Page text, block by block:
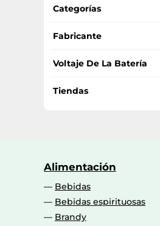
Categorías
Cortasetos
Fabricante
Bosch
Voltaje De La Batería
18
Tiendas
pccomponentes.com
ebay.es
Alimentación
Bebidas
Bebidas espirituosas
Brandy